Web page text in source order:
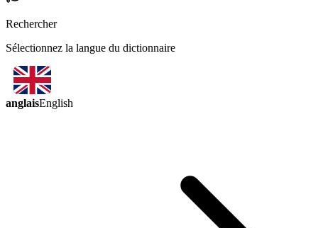
Rechercher
Sélectionnez la langue du dictionnaire
anglaisEnglish